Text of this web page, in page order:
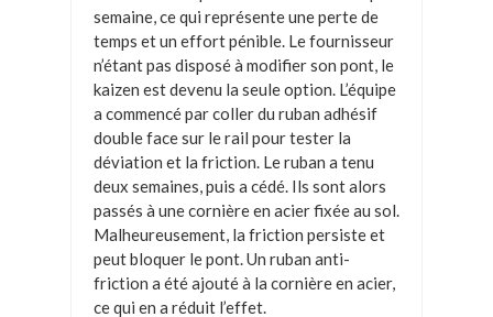
semaine, ce qui représente une perte de
temps et un effort pénible. Le fournisseur
n’étant pas disposé à modifier son pont, le
kaizen est devenu la seule option. L’équipe
a commencé par coller du ruban adhésif
double face sur le rail pour tester la
déviation et la friction. Le ruban a tenu
deux semaines, puis a cédé. Ils sont alors
passés à une cornière en acier fixée au sol.
Malheureusement, la friction persiste et
peut bloquer le pont. Un ruban anti-
friction a été ajouté à la cornière en acier,
ce qui en a réduit l’effet.